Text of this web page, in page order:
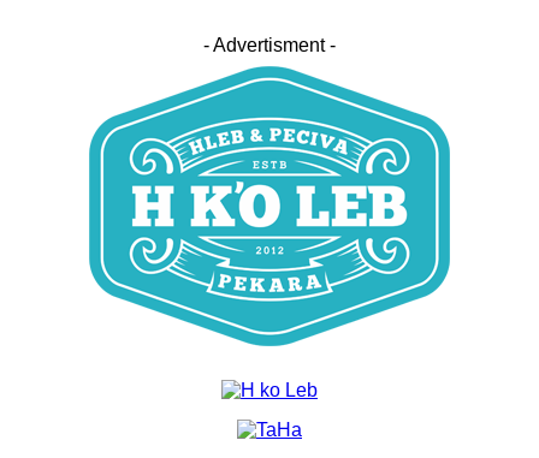
- Advertisment -